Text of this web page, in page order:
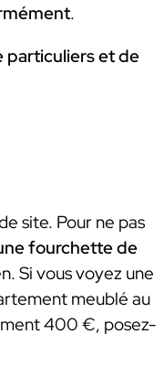
.
particuliers et de
site. Pour ne pas
fourchette de
Si vous voyez une
meublé au
400 €, posez-